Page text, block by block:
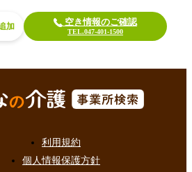
空き情報のご確認
TEL.047-401-1500
利用規約
個人情報保護方針